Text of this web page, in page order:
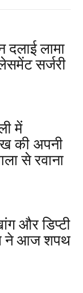
लामा
सर्जरी
में
की अपनी
से रवाना
और डिप्टी
ने आज शपथ